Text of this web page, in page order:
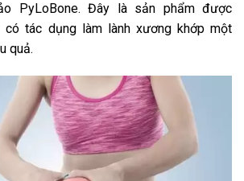
PyLoBone. Đây là sản phẩm được
tác dụng làm lành xương khớp một
quả.